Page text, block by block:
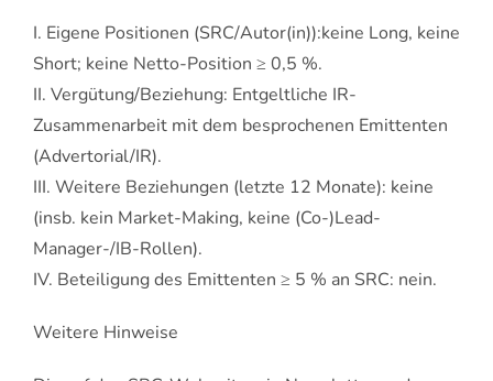
I. Eigene Positionen (SRC/Autor(in)):keine Long, keine
Short; keine Netto-Position ≥ 0,5 %.
II. Vergütung/Beziehung: Entgeltliche IR-
Zusammenarbeit mit dem besprochenen Emittenten
(Advertorial/IR).
III. Weitere Beziehungen (letzte 12 Monate): keine
(insb. kein Market-Making, keine (Co-)Lead-
Manager-/IB-Rollen).
IV. Beteiligung des Emittenten ≥ 5 % an SRC: nein.
Weitere Hinweise